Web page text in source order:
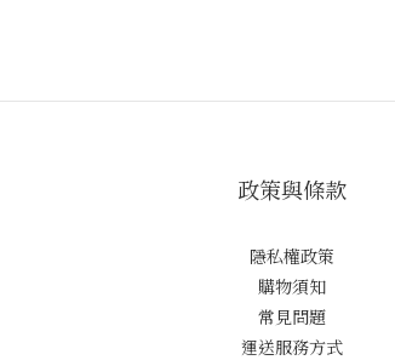
政策與條款
隱私權政策
購物須知
常見問題
運送服務方式